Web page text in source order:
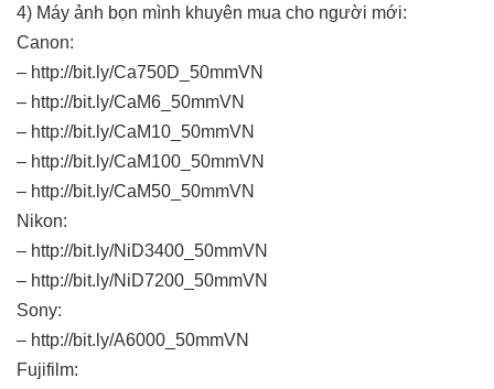
4) Máy ảnh bọn mình khuyên mua cho người mới:
Canon:
– http://bit.ly/Ca750D_50mmVN
– http://bit.ly/CaM6_50mmVN
– http://bit.ly/CaM10_50mmVN
– http://bit.ly/CaM100_50mmVN
– http://bit.ly/CaM50_50mmVN
Nikon:
– http://bit.ly/NiD3400_50mmVN
– http://bit.ly/NiD7200_50mmVN
Sony:
– http://bit.ly/A6000_50mmVN
Fujifilm: